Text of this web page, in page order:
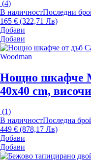
(4)
В наличностПоследни
165 € (322,71 Лв)
Добави
Добави
Woodman
Нощно шкафче
40x40 cm,
(1)
В наличностПоследна
449 € (878,17 Лв)
Добави
Добави